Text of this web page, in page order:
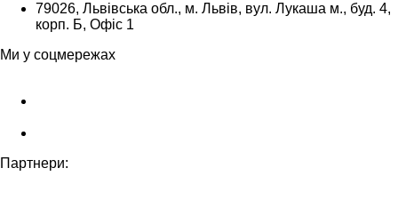
79026, Львівська обл., м. Львів, вул. Лукаша м., буд. 4,
корп. Б, Офіс 1
Ми у соцмережах
Партнери: